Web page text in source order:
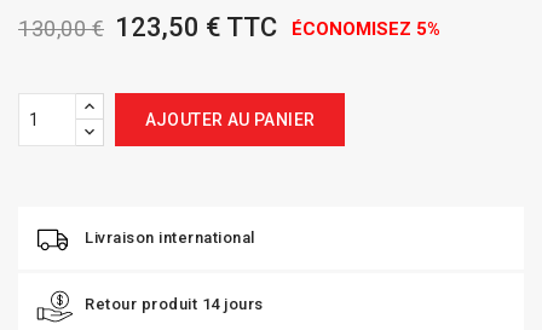
130,00 € 123,50 € TTC ÉCONOMISEZ 5%
AJOUTER AU PANIER
Livraison international
Retour produit 14 jours